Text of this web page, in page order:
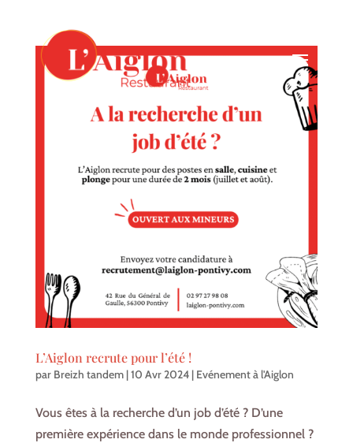
L’Aiglon recrute pour l’été !
par Breizh tandem|10 Avr 2024| Evénement à l'Aiglon
Vous êtes à la recherche d’un job d’été ? D’une
première expérience dans le monde professionnel ?